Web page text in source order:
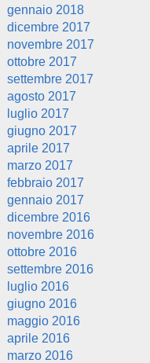
gennaio 2018
dicembre 2017
novembre 2017
ottobre 2017
settembre 2017
agosto 2017
luglio 2017
giugno 2017
aprile 2017
marzo 2017
febbraio 2017
gennaio 2017
dicembre 2016
novembre 2016
ottobre 2016
settembre 2016
luglio 2016
giugno 2016
maggio 2016
aprile 2016
marzo 2016